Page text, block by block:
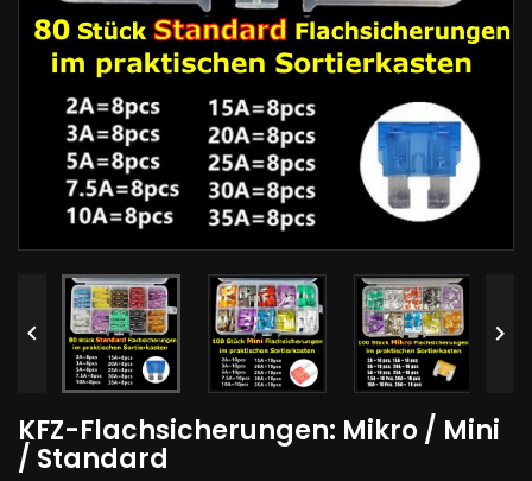
 
KFZ-Flachsicherungen: Mikro / Mini
/ Standard